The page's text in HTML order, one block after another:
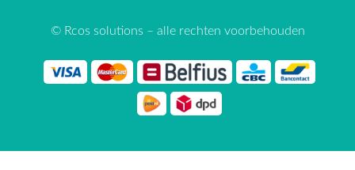
© Rcos solutions – alle rechten voorbehouden